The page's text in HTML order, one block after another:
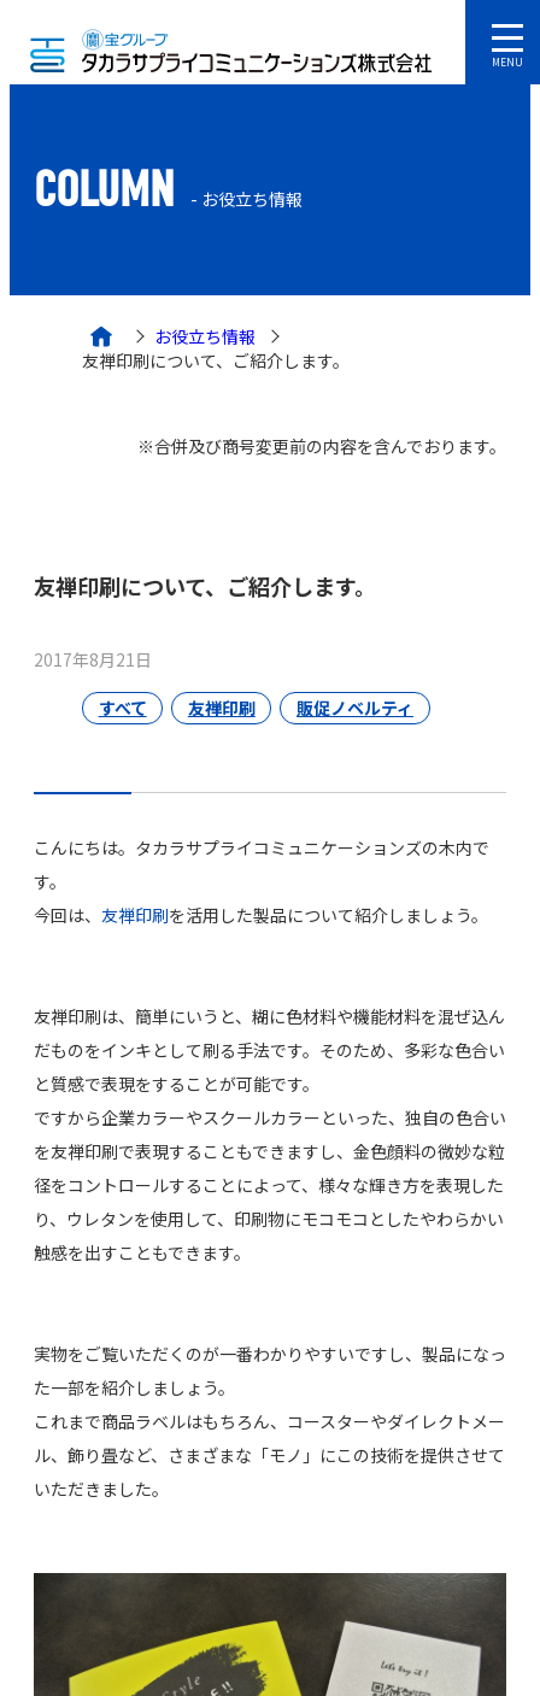
MENU
COLUMN - お役立ち情報
お役立ち情報
友禅印刷について、ご紹介します。
※合併及び商号変更前の内容を含んでおります。
友禅印刷について、ご紹介します。
2017年8月21日
すべて 友禅印刷 販促ノベルティ
こんにちは。タカラサプライコミュニケーションズの木内で
す。
今回は、 友禅印刷を活用した製品について紹介しましょう。
友禅印刷は、簡単にいうと、糊に色材料や機能材料を混ぜ込ん
だものをインキとして刷る手法です。そのため、多彩な色合い
と質感で表現をすることが可能です。
ですから企業カラーやスクールカラーといった、独自の色合い
を友禅印刷で表現することもできますし、金色顔料の微妙な粒
径をコントロールすることによって、様々な輝き方を表現した
り、ウレタンを使用して、印刷物にモコモコとしたやわらかい
触感を出すこともできます。
実物をご覧いただくのが一番わかりやすいですし、製品になっ
た一部を紹介しましょう。
これまで商品ラベルはもちろん、コースターやダイレクトメー
ル、飾り畳など、さまざまな「モノ」にこの技術を提供させて
いただきました。